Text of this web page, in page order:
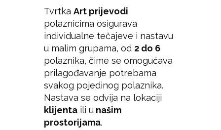
Tvrtka Art prijevodi
polaznicima osigurava
individualne tečajeve i nastavu
u malim grupama, od 2 do 6
polaznika, čime se omogućava
prilagođavanje potrebama
svakog pojedinog polaznika.
Nastava se odvija na lokaciji
klijenta ili u našim
prostorijama.